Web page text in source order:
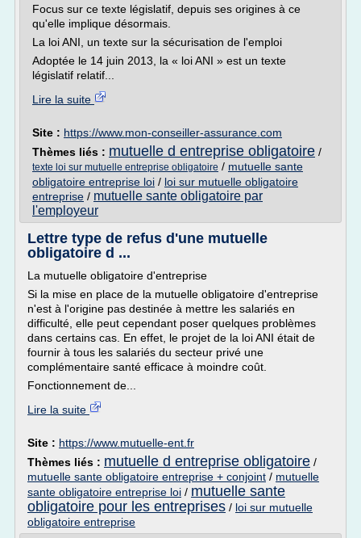
Focus sur ce texte législatif, depuis ses origines à ce
qu'elle implique désormais.
La loi ANI, un texte sur la sécurisation de l'emploi
Adoptée le 14 juin 2013, la « loi ANI » est un texte
législatif relatif...
Lire la suite
Site : https://www.mon-conseiller-assurance.com
Thèmes liés : mutuelle d entreprise obligatoire /
texte loi sur mutuelle entreprise obligatoire / mutuelle sante
obligatoire entreprise loi / loi sur mutuelle obligatoire
entreprise / mutuelle sante obligatoire par
l'employeur
Lettre type de refus d'une mutuelle
obligatoire d ...
La mutuelle obligatoire d'entreprise
Si la mise en place de la mutuelle obligatoire d'entreprise
n'est à l'origine pas destinée à mettre les salariés en
difficulté, elle peut cependant poser quelques problèmes
dans certains cas. En effet, le projet de la loi ANI était de
fournir à tous les salariés du secteur privé une
complémentaire santé efficace à moindre coût.
Fonctionnement de...
Lire la suite
Site : https://www.mutuelle-ent.fr
Thèmes liés : mutuelle d entreprise obligatoire /
mutuelle sante obligatoire entreprise + conjoint / mutuelle
sante obligatoire entreprise loi / mutuelle sante
obligatoire pour les entreprises / loi sur mutuelle
obligatoire entreprise